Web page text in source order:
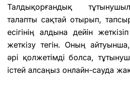
Талдықорғандық
талапты сақтай отырып,
есігінің алдына дейін
жеткізу тегін. Оның
әрі қолжетімді болса,
істей алсаңыз онлайн-сауда